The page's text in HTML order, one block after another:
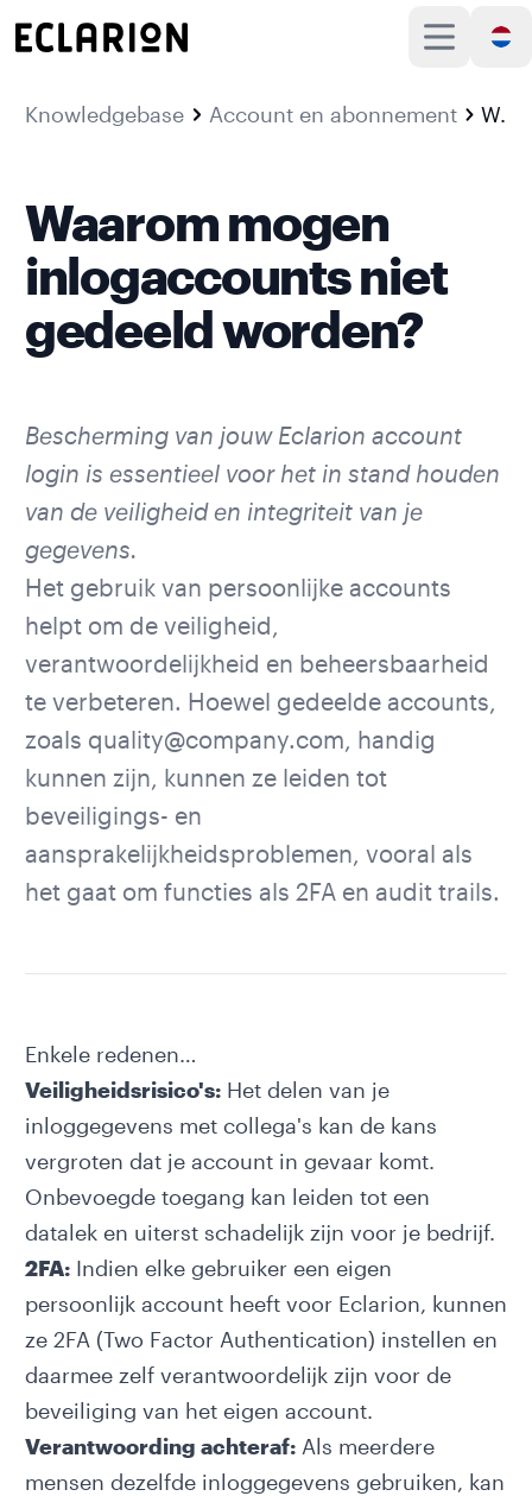
Knowledgebase Account en abonnement Waarom mogen inlogaccounts niet gedeeld worden?
Waarom mogen
inlogaccounts niet
gedeeld worden?
Bescherming van jouw Eclarion account
login is essentieel voor het in stand houden
van de veiligheid en integriteit van je
gegevens.
Het gebruik van persoonlijke accounts
helpt om de veiligheid,
verantwoordelijkheid en beheersbaarheid
te verbeteren. Hoewel gedeelde accounts,
zoals quality@company.com, handig
kunnen zijn, kunnen ze leiden tot
beveiligings- en
aansprakelijkheidsproblemen, vooral als
het gaat om functies als 2FA en audit trails.
Enkele redenen…
Veiligheidsrisico's:Het delen van je
inloggegevens met collega's kan de kans
vergroten dat je account in gevaar komt.
Onbevoegde toegang kan leiden tot een
datalek en uiterst schadelijk zijn voor je bedrijf.
2FA:Indien elke gebruiker een eigen
persoonlijk account heeft voor Eclarion, kunnen
ze 2FA (Two Factor Authentication) instellen en
daarmee zelf verantwoordelijk zijn voor de
beveiliging van het eigen account.
Verantwoording achteraf:Als meerdere
mensen dezelfde inloggegevens gebruiken, kan